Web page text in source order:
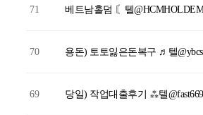
71 베트남홀덤 〘텔
70 용돈) 토토잃은돈복구 ♬텔
69 당일) 작업대출후기 ⁂텔